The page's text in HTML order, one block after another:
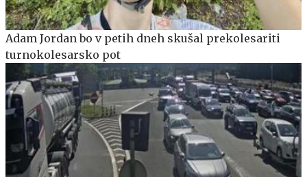
Adam Jordan bo v petih dneh skušal prekolesariti
turnokolesarsko pot